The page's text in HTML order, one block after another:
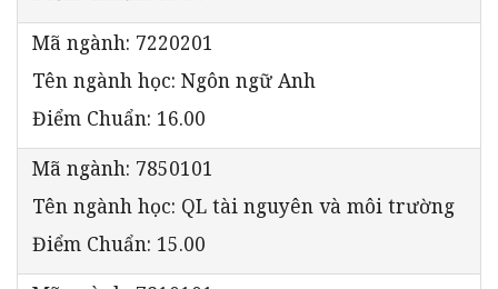
Mã ngành: 7220201
Tên ngành học: Ngôn ngữ Anh
Điểm Chuẩn: 16.00
Mã ngành: 7850101
Tên ngành học: QL tài nguyên và môi trường
Điểm Chuẩn: 15.00